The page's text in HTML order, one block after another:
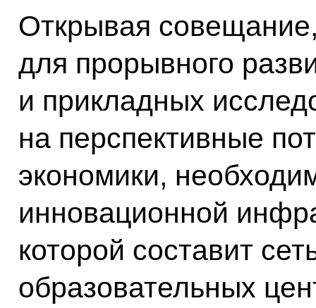
Открывая
для прорывного
и прикладных
на перспективные
экономики,
инновационной
которой составит
образовательных